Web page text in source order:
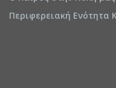
Περιφερειακή Ενότητα